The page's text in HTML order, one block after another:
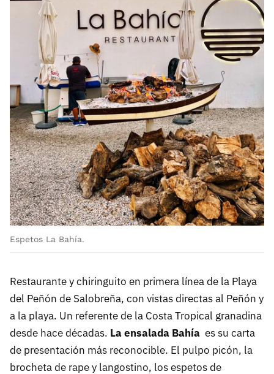
Espetos La Bahía.
Restaurante y chiringuito en primera línea de la Playa
del Peñón de Salobreña, con vistas directas al Peñón y
a la playa. Un referente de la Costa Tropical granadina
desde hace décadas. La ensalada Bahía es su carta
de presentación más reconocible. El pulpo picón, la
brocheta de rape y langostino, los espetos de